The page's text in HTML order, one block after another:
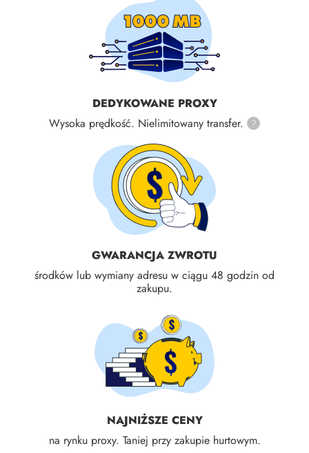
DEDYKOWANE PROXY
Wysoka prędkość. Nielimitowany transfer.
?
GWARANCJA ZWROTU
środków lub wymiany adresu w ciągu 48 godzin od
zakupu.
NAJNIŻSZE CENY
na rynku proxy. Taniej przy zakupie hurtowym.